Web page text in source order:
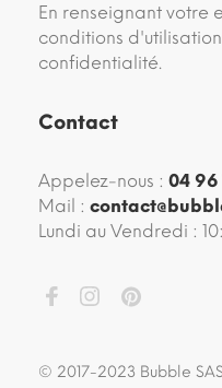
En renseignant votre
conditions
confidentialité.
Contact
Appelez-nous : 04 96
Mail :
Lundi au Vendredi :
© 2017-2023 Bubble